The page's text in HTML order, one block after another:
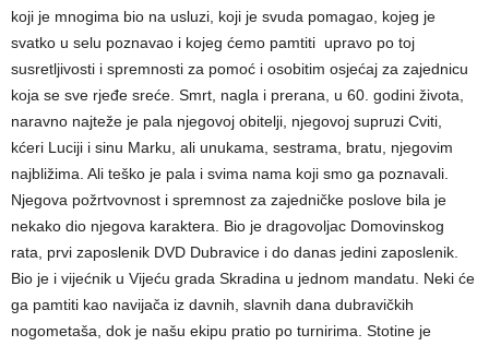
koji je mnogima bio na usluzi, koji je svuda pomagao, kojeg je
svatko u selu poznavao i kojeg ćemo pamtiti upravo po toj
susretljivosti i spremnosti za pomoć i osobitim osjećaj za zajednicu
koja se sve rjeđe sreće. Smrt, nagla i prerana, u 60. godini života,
naravno najteže je pala njegovoj obitelji, njegovoj supruzi Cviti,
kćeri Luciji i sinu Marku, ali unukama, sestrama, bratu, njegovim
najbližima. Ali teško je pala i svima nama koji smo ga poznavali.
Njegova požrtvovnost i spremnost za zajedničke poslove bila je
nekako dio njegova karaktera. Bio je dragovoljac Domovinskog
rata, prvi zaposlenik DVD Dubravice i do danas jedini zaposlenik.
Bio je i vijećnik u Vijeću grada Skradina u jednom mandatu. Neki će
ga pamtiti kao navijača iz davnih, slavnih dana dubravičkih
nogometaša, dok je našu ekipu pratio po turnirima. Stotine je